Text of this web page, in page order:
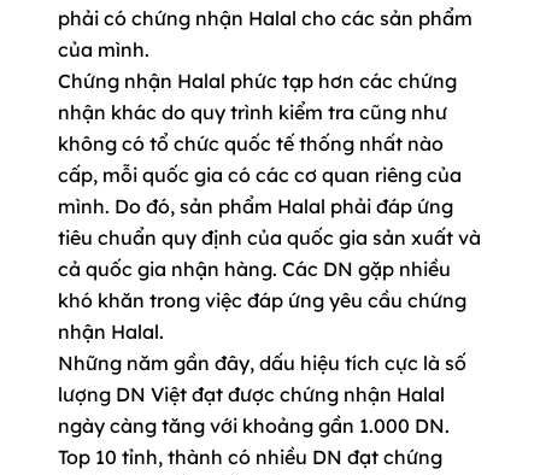
phải có chứng nhận Halal cho các sản phẩm
của mình.
Chứng nhận Halal phức tạp hơn các chứng
nhận khác do quy trình kiểm tra cũng như
không có tổ chức quốc tế thống nhất nào
cấp, mỗi quốc gia có các cơ quan riêng của
mình. Do đó, sản phẩm Halal phải đáp ứng
tiêu chuẩn quy định của quốc gia sản xuất và
cả quốc gia nhận hàng. Các DN gặp nhiều
khó khăn trong việc đáp ứng yêu cầu chứng
nhận Halal.
Những năm gần đây, dấu hiệu tích cực là số
lượng DN Việt đạt được chứng nhận Halal
ngày càng tăng với khoảng gần 1.000 DN.
Top 10 tỉnh, thành có nhiều DN đạt chứng